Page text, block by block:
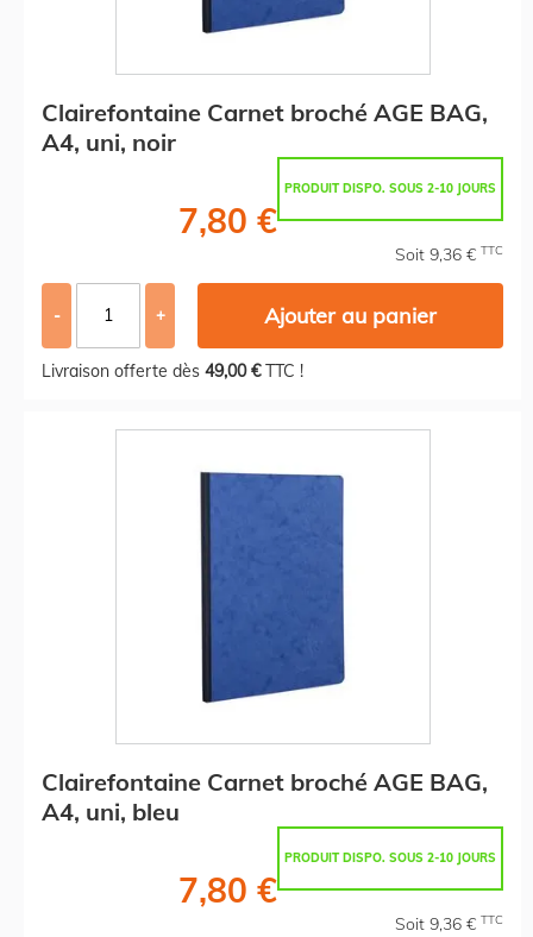
Clairefontaine Carnet broché AGE BAG,
A4, uni, noir
PRODUIT DISPO. SOUS 2-10 JOURS
7,80 €
Soit 9,36 € TTC
- + Ajouter au panier
Livraison offerte dès 49,00 €TTC !
Clairefontaine Carnet broché AGE BAG,
A4, uni, bleu
PRODUIT DISPO. SOUS 2-10 JOURS
7,80 €
Soit 9,36 € TTC